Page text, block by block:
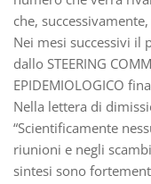
che,
Nei mesi successivi il
dallo STEERING
EPIDEMIOLOGICO
Nella lettera di
“Scientificamente
riunioni e negli
sintesi sono